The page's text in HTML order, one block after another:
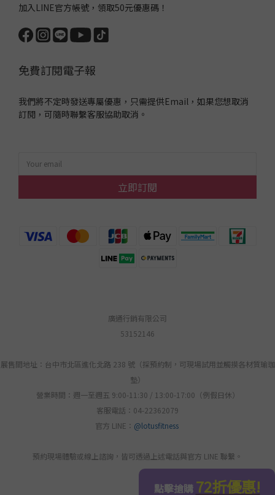
立即購買
加入LINE官方帳號，領取50元優惠碼！
免費訂閱電子報
我們將不定時發送專屬優惠，只需提供Email，如果您想取消
訂閱，可隨時聯繫客服協助取消。
立即訂閱
廣通行銷有限公司
53152146
展售間地址：台中市北區進化北路 238 號（採預約制，可現場試用並觸摸各材質瑜珈
墊）
營業時間：週一至週五 9:00-11:30 / 13:00-17:00（例假日休）
客服電話：04-22362079
官方 LINE： @lotusfitness
預約現場體驗或線上諮詢，皆可透過上述電話與官方 LINE 聯繫。